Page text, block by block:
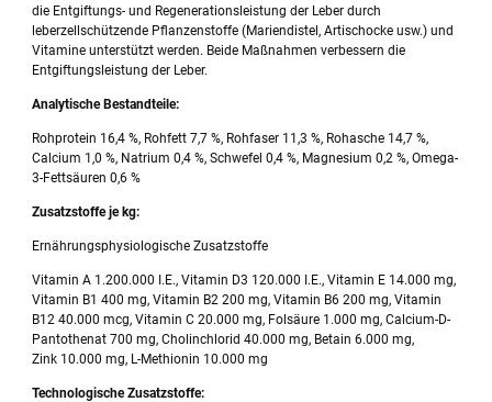
die Entgiftungs- und Regenerationsleistung der Leber durch
leberzellschützende Pflanzenstoffe (Mariendistel, Artischocke usw.) und
Vitamine unterstützt werden. Beide Maßnahmen verbessern die
Entgiftungsleistung der Leber.
Analytische Bestandteile:
Rohprotein 16,4 %, Rohfett 7,7 %, Rohfaser 11,3 %, Rohasche 14,7 %,
Calcium 1,0 %, Natrium 0,4 %, Schwefel 0,4 %, Magnesium 0,2 %, Omega-
3-Fettsäuren 0,6 %
Zusatzstoffe je kg:
Ernährungsphysiologische Zusatzstoffe
Vitamin A 1.200.000 I.E., Vitamin D3 120.000 I.E., Vitamin E 14.000 mg,
Vitamin B1 400 mg, Vitamin B2 200 mg, Vitamin B6 200 mg, Vitamin
B12 40.000 mcg, Vitamin C 20.000 mg, Folsäure 1.000 mg, Calcium-D-
Pantothenat 700 mg, Cholinchlorid 40.000 mg, Betain 6.000 mg,
Zink 10.000 mg, L-Methionin 10.000 mg
Technologische Zusatzstoffe: